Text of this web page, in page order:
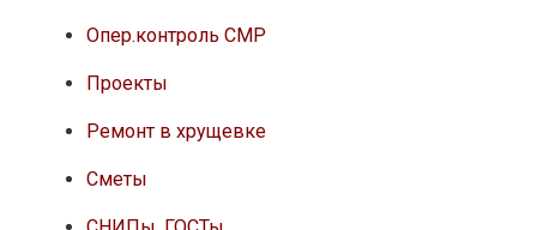
Опер.контроль СМР
Проекты
Ремонт в хрущевке
Сметы